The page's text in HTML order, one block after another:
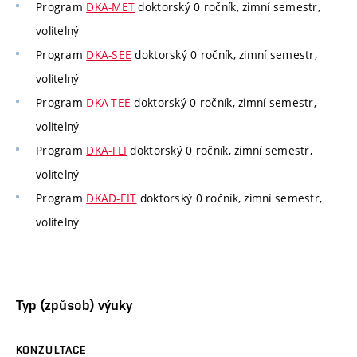
Program DKA-MET doktorský 0 ročník, zimní semestr,
volitelný
Program DKA-SEE doktorský 0 ročník, zimní semestr,
volitelný
Program DKA-TEE doktorský 0 ročník, zimní semestr,
volitelný
Program DKA-TLI doktorský 0 ročník, zimní semestr,
volitelný
Program DKAD-EIT doktorský 0 ročník, zimní semestr,
volitelný
Typ (způsob) výuky
KONZULTACE